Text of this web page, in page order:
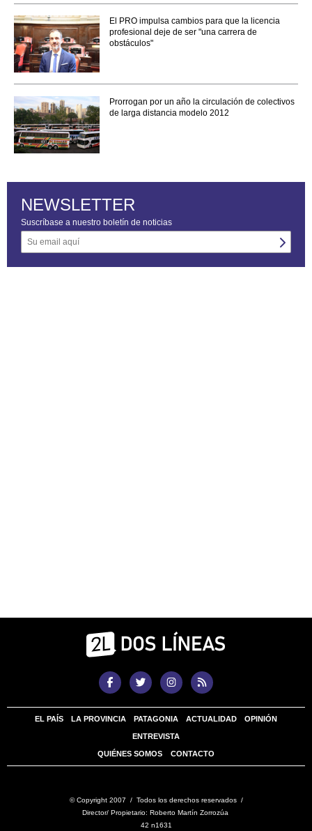
El PRO impulsa cambios para que la licencia
profesional deje de ser "una carrera de
obstáculos"
Prorrogan por un año la circulación de colectivos
de larga distancia modelo 2012
NEWSLETTER
Suscríbase a nuestro boletín de noticias
EL PAÍS LA PROVINCIA PATAGONIA ACTUALIDAD OPINIÓN
ENTREVISTA
QUIÉNES SOMOS CONTACTO
© Copyright 2007 / Todos los derechos reservados /
Director/ Propietario: Roberto Martín Zorrozúa
42 n1631